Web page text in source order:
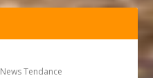
News Tendance